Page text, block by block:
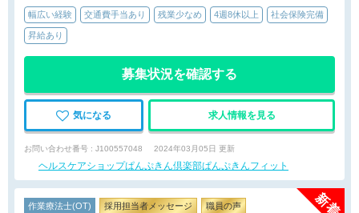
幅広い経験 交通費手当あり 残業少なめ 4週8休以上 社会保険完備
昇給あり
募集状況を確認する
気になる 求人情報を見る
お問い合わせ番号 : J100557048 2024年03月05日 更新
ヘルスケアショップぱんぷきん倶楽部ぱんぷきんフィット
作業療法士(OT) 採用担当者メッセージ 職員の声